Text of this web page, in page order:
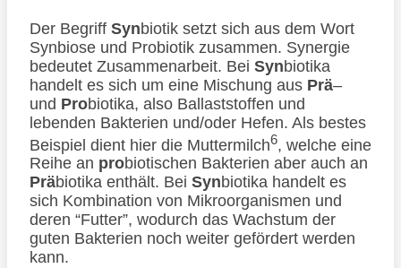
Der Begriff Synbiotik setzt sich aus dem Wort
Synbiose und Probiotik zusammen. Synergie
bedeutet Zusammenarbeit. Bei Synbiotika
handelt es sich um eine Mischung aus Prä–
und Probiotika, also Ballaststoffen und
lebenden Bakterien und/oder Hefen. Als bestes
Beispiel dient hier die Muttermilch6, welche eine
Reihe an probiotischen Bakterien aber auch an
Präbiotika enthält. Bei Synbiotika handelt es
sich Kombination von Mikroorganismen und
deren “Futter”, wodurch das Wachstum der
guten Bakterien noch weiter gefördert werden
kann.